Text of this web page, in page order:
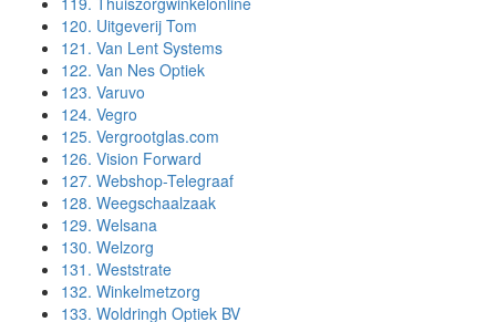
120. Uitgeverij Tom
121. Van Lent Systems
122. Van Nes Optiek
123. Varuvo
124. Vegro
125. Vergrootglas.com
126. Vision Forward
127. Webshop-Telegraaf
128. Weegschaalzaak
129. Welsana
130. Welzorg
131. Weststrate
132. Winkelmetzorg
133. Woldringh Optiek BV